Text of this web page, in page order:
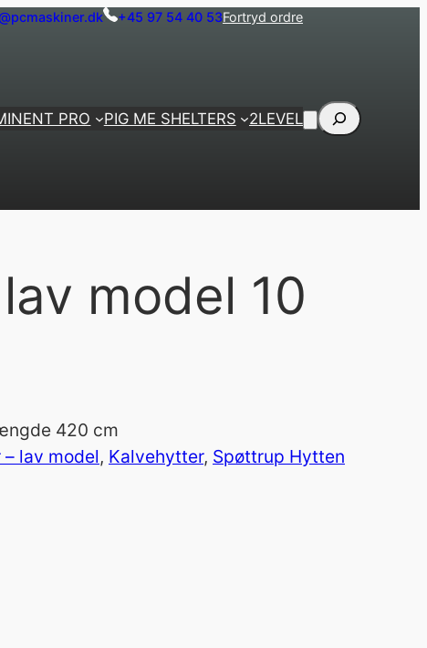
+45 97 54 40 53Fortryd ordre
PRO PIG ME SHELTERS 2LEVEL Søg
model 10
420 cm
lav model, Kalvehytter, Spøttrup Hytten